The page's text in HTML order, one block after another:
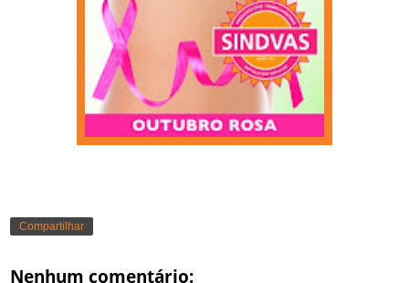
Compartilhar
Nenhum comentário: